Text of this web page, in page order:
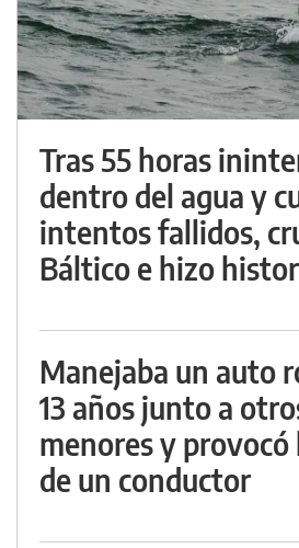
Tras 55 horas
dentro del agua y
intentos fallidos,
Báltico e hizo
Manejaba un auto
13 años junto a
menores y
de un conductor